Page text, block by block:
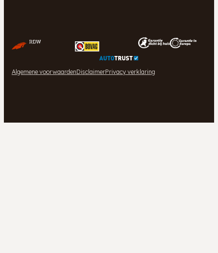
Algemene voorwaardenDisclaimerPrivacy verklaring